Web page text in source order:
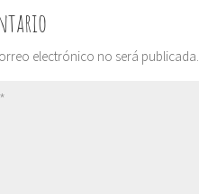
electrónico no será publicada.